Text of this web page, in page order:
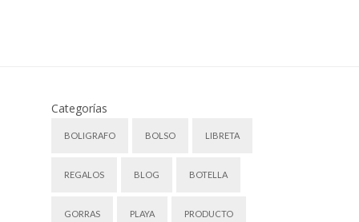
Categorías
BOLIGRAFO BOLSO LIBRETA
REGALOS BLOG BOTELLA
GORRAS PLAYA PRODUCTO